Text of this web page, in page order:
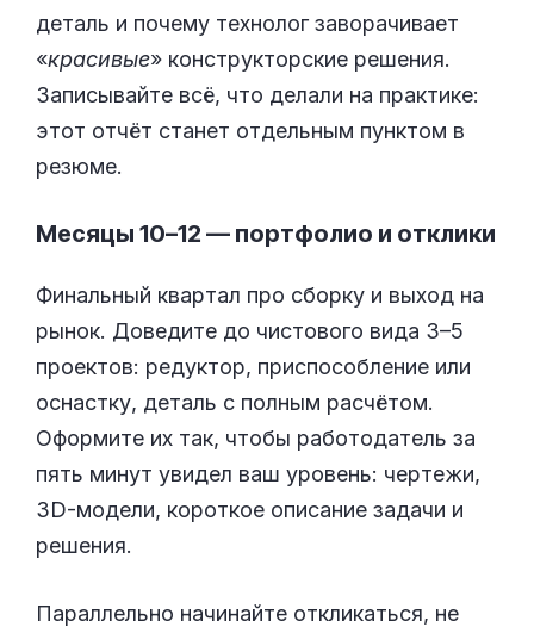
деталь и почему технолог заворачивает
«красивые» конструкторские решения.
Записывайте всё, что делали на практике:
этот отчёт станет отдельным пунктом в
резюме.
Месяцы 10–12 — портфолио и отклики
Финальный квартал про сборку и выход на
рынок. Доведите до чистового вида 3–5
проектов: редуктор, приспособление или
оснастку, деталь с полным расчётом.
Оформите их так, чтобы работодатель за
пять минут увидел ваш уровень: чертежи,
3D-модели, короткое описание задачи и
решения.
Параллельно начинайте откликаться, не